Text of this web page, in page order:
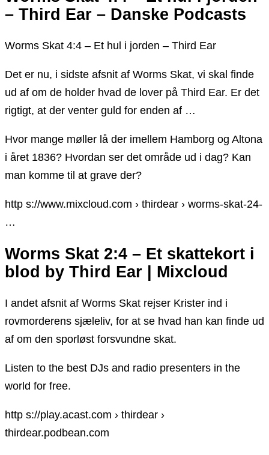
– Third Ear – Danske Podcasts
Worms Skat 4:4 – Et hul i jorden – Third Ear
Det er nu, i sidste afsnit af Worms Skat, vi skal finde
ud af om de holder hvad de lover på Third Ear. Er det
rigtigt, at der venter guld for enden af …
Hvor mange møller lå der imellem Hamborg og Altona
i året 1836? Hvordan ser det område ud i dag? Kan
man komme til at grave der?
http s://www.mixcloud.com › thirdear › worms-skat-24-
…
Worms Skat 2:4 – Et skattekort i
blod by Third Ear | Mixcloud
I andet afsnit af Worms Skat rejser Krister ind i
rovmorderens sjæleliv, for at se hvad han kan finde ud
af om den sporløst forsvundne skat.
Listen to the best DJs and radio presenters in the
world for free.
http s://play.acast.com › thirdear ›
thirdear.podbean.com